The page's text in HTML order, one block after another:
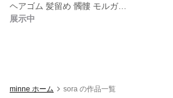
ヘアゴム 髪留め 髑髏 モルガン アンティーク調 ドクロ スカル ループ式 コインコンチョ レザークラフト
展示中
minne ホーム sora の作品一覧